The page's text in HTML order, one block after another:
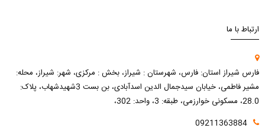
ارتباط با ما
فارس شیراز استان: فارس، شهرستان : شیراز، بخش : مرکزی، شهر: شیراز، محله:
مشیر فاطمی، خیابان سیدجمال الدین اسدآبادی، بن بست 3شهیدشهاب، پلاک:
28.0، مسکونی خوارزمی، طبقه: 3، واحد: 302،
09211363884